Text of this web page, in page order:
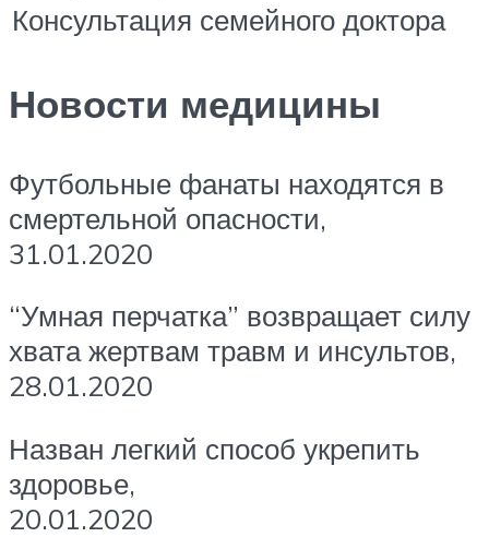
Консультация семейного доктора
Новости медицины
Футбольные фанаты находятся в
смертельной опасности,
31.01.2020
“Умная перчатка” возвращает силу
хвата жертвам травм и инсультов,
28.01.2020
Назван легкий способ укрепить
здоровье,
20.01.2020